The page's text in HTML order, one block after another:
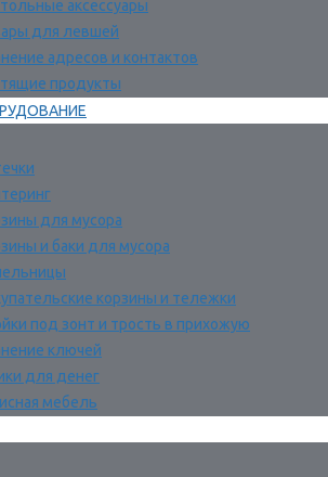
аксессуары
для левшей
адресов и контактов
продукты
для мусора
и баки для мусора
корзины и тележки
под зонт и трость в прихожую
ключей
для денег
мебель